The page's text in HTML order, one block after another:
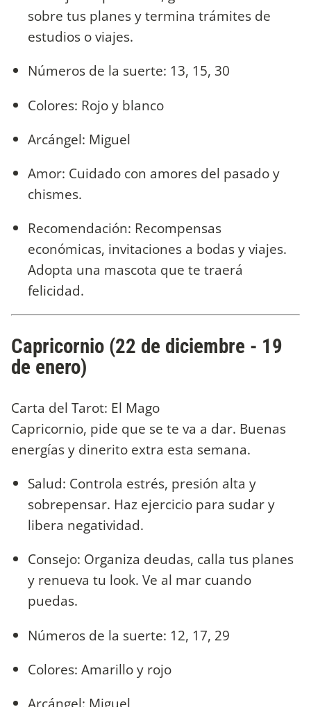
sobre tus planes y termina trámites de
estudios o viajes.
Números de la suerte: 13, 15, 30
Colores: Rojo y blanco
Arcángel: Miguel
Amor: Cuidado con amores del pasado y
chismes.
Recomendación: Recompensas
económicas, invitaciones a bodas y viajes.
Adopta una mascota que te traerá
felicidad.
Capricornio (22 de diciembre - 19
de enero)
Carta del Tarot: El Mago
Capricornio, pide que se te va a dar. Buenas
energías y dinerito extra esta semana.
Salud: Controla estrés, presión alta y
sobrepensar. Haz ejercicio para sudar y
libera negatividad.
Consejo: Organiza deudas, calla tus planes
y renueva tu look. Ve al mar cuando
puedas.
Números de la suerte: 12, 17, 29
Colores: Amarillo y rojo
Arcángel: Miguel